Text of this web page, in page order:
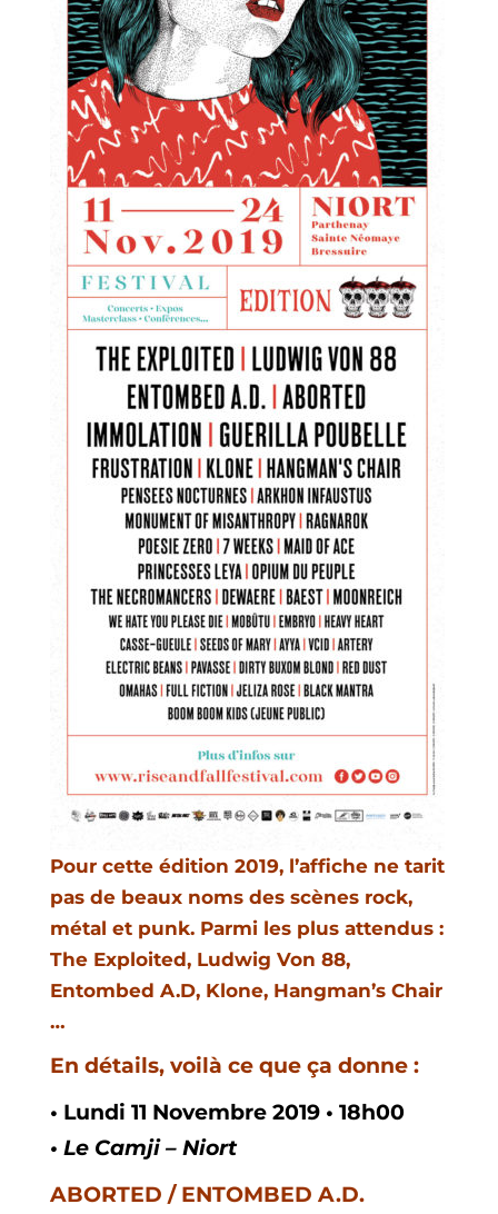
Pour cette édition 2019, l’affiche ne tarit
pas de beaux noms des scènes rock,
métal et punk. Parmi les plus attendus :
The Exploited, Ludwig Von 88,
Entombed A.D, Klone, Hangman’s Chair
…
En détails, voilà ce que ça donne :
• Lundi 11 Novembre 2019 • 18h00
• Le Camji – Niort
ABORTED / ENTOMBED A.D.